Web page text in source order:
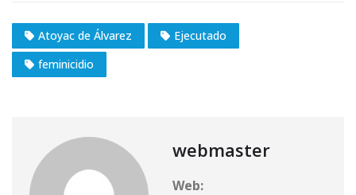
Atoyac de Álvarez
Ejecutado
feminicidio
webmaster
Web: